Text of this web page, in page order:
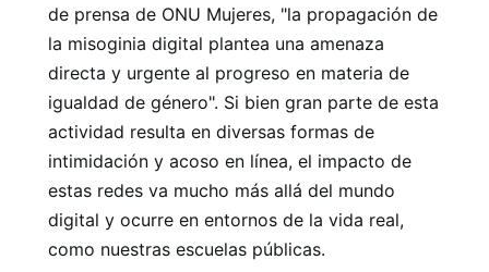
de prensa de ONU Mujeres, "la propagación de
la misoginia digital plantea una amenaza
directa y urgente al progreso en materia de
igualdad de género". Si bien gran parte de esta
actividad resulta en diversas formas de
intimidación y acoso en línea, el impacto de
estas redes va mucho más allá del mundo
digital y ocurre en entornos de la vida real,
como nuestras escuelas públicas.